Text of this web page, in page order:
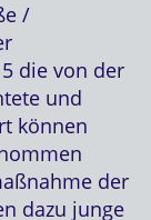
/
die von der
und
können
der
dazu junge